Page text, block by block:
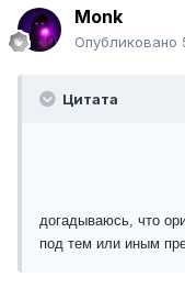
Monk
Опубликовано
Цитата
догадываюсь, что
под тем или иным